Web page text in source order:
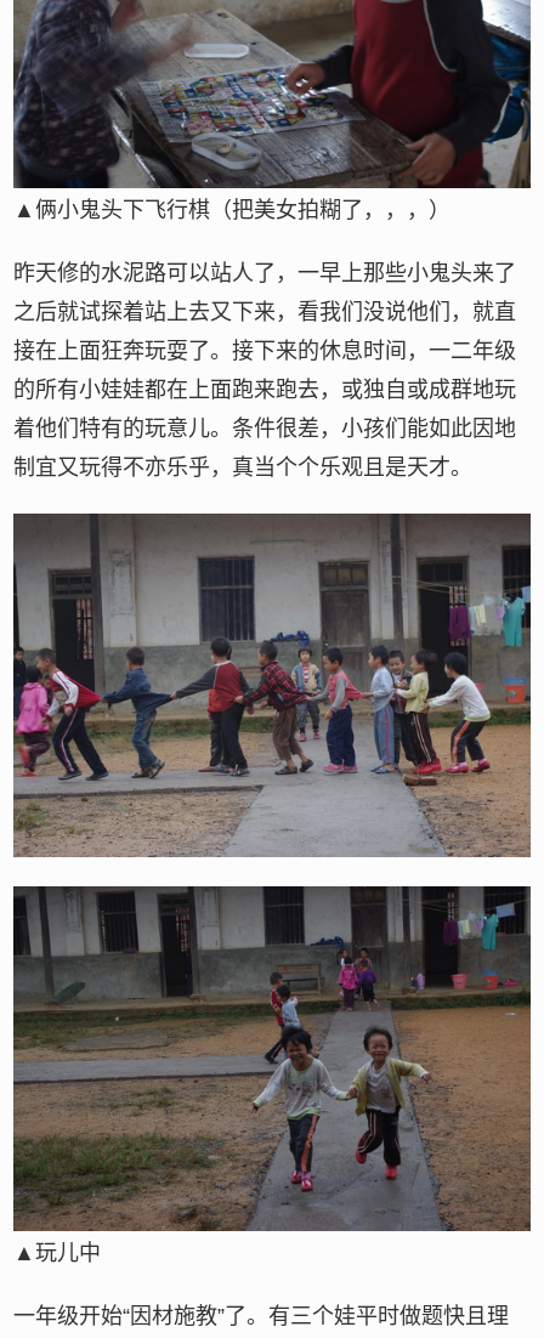
▲俩小鬼头下飞行棋（把美女拍糊了，，，）
昨天修的水泥路可以站人了，一早上那些小鬼头来了
之后就试探着站上去又下来，看我们没说他们，就直
接在上面狂奔玩耍了。接下来的休息时间，一二年级
的所有小娃娃都在上面跑来跑去，或独自或成群地玩
着他们特有的玩意儿。条件很差，小孩们能如此因地
制宜又玩得不亦乐乎，真当个个乐观且是天才。
▲玩儿中
一年级开始“因材施教”了。有三个娃平时做题快且理